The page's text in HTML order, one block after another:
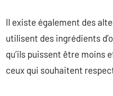
Il existe également des
utilisent des ingrédients
qu’ils puissent être moins
ceux qui souhaitent